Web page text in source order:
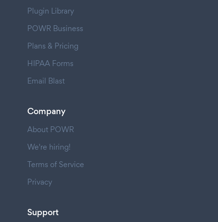
Plugin Library
POWR Business
Plans & Pricing
HIPAA Forms
Email Blast
Company
About POWR
We're hiring!
Terms of Service
Privacy
Support